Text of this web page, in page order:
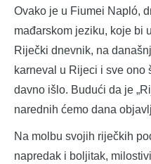
Ovako je u Fiumei Napló,
mađarskom jeziku, koje bi
Riječki dnevnik, na
karneval u Rijeci i sve ono
davno išlo. Budući da je
narednih ćemo dana
Na molbu svojih riječkih
napredak i boljitak,